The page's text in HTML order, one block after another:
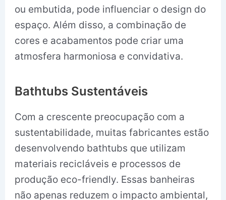
ou embutida, pode influenciar o design do
espaço. Além disso, a combinação de
cores e acabamentos pode criar uma
atmosfera harmoniosa e convidativa.
Bathtubs Sustentáveis
Com a crescente preocupação com a
sustentabilidade, muitas fabricantes estão
desenvolvendo bathtubs que utilizam
materiais recicláveis e processos de
produção eco-friendly. Essas banheiras
não apenas reduzem o impacto ambiental,